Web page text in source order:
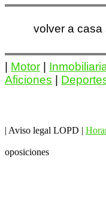
volver a casa
Motor
Aficiones
| Aviso legal LOPD |
oposiciones